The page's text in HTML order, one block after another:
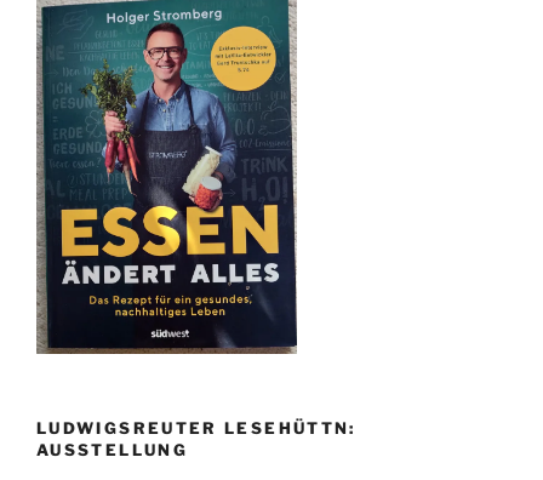
LUDWIGSREUTER LESEHÜTTN:
AUSSTELLUNG